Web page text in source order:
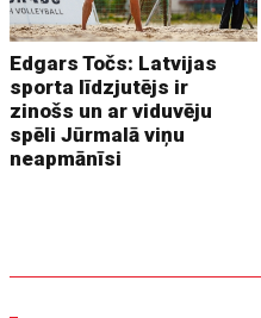
Edgars Točs: Latvijas
sporta līdzjutējs ir
zinošs un ar viduvēju
spēli Jūrmalā viņu
neapmānīsi